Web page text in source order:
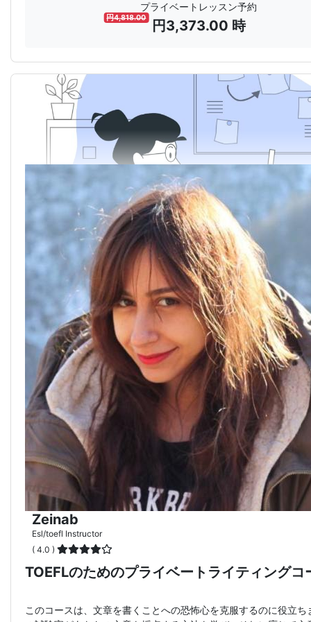
プライベートレッスン予約
円4,818.00 円3,373.00 時
Zeinab
Esl/toefl Instructor
( 4.0 )
TOEFLのためのプライベートライティングコ
このコースは、文章を書くことへの恐怖心を克服するのに役立ち